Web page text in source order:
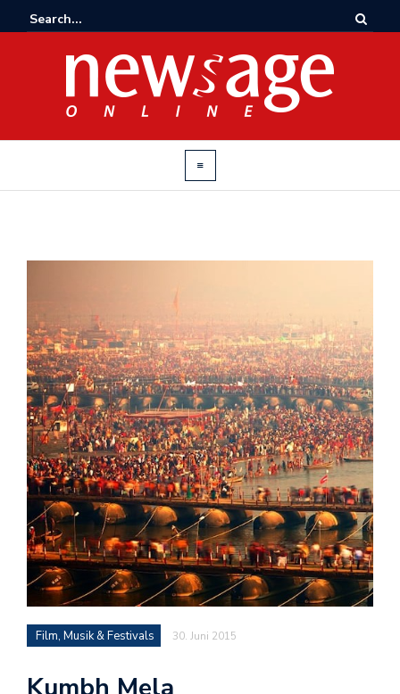
Film, Musik & Festivals 30. Juni 2015